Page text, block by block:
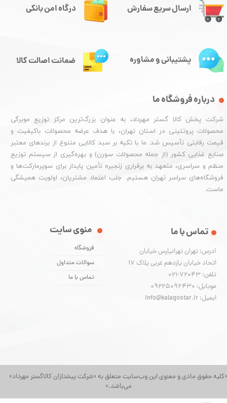
حقوق مادی و معنوی این وب‌سایت متعلق به «شرکت پیشتازان کالاگستر مهرداد»
می‌باشد.»
ارسال سریع سفارش
درباره فروشگاه ما
شرکت پخش کالا گستر مهرداد، به عنوان بزرگ‌ترین مرکز توزیع مویرگی
محصولات پروتئینی در استان تهران، با هدف عرضه محصولات باکیفیت و
قیمت رقابتی تأسیس شد. ما با تکیه بر سبد کالایی متنوع از برندهای معتبر
صنایع غذایی کشور (از جمله محصولات سورن) و بهره‌گیری از سیستم توزیع
منظم و سراسری، متعهد به برقراری زنجیره تأمین پایدار برای سوپرمارکت‌ها و
فروشگاه‌های سراسر تهران هستیم. جلب اعتماد مشتریان، اولویت همیشگی
ماست.
منوی سایت
فروشگاه
سوالات متداول
تماس با ما
تماس با ما
آدرس: تهران تهرانپارس خیابان
اتحاد خیابان یازدهم غربی پلاک ۱۷
تلفن: 72043-021
موبایل: 09225096430
ایمیل: info@kalagostar.ir
درگاه امن بانکی
پشتیبانی و مشاوره ضمانت اصالت کالا